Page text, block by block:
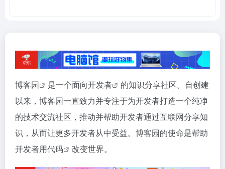
博客园 是一个面向开发者
的知识分享社区。自创建
以来，博客园一直致力并专注于为开发者打造一个纯净
的技术交流社区，推动并帮助开发者通过互联网分享知
识，从而让更多开发者从中受益。博客园的使命是帮助
开发者用代码 改变世界。